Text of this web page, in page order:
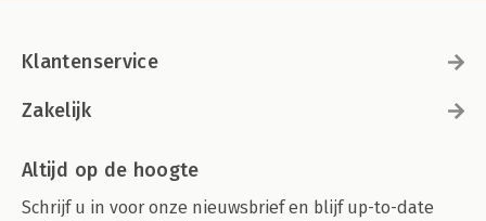
Klantenservice
Zakelijk
Altijd op de hoogte
Schrijf u in voor onze nieuwsbrief en blijf up-to-date